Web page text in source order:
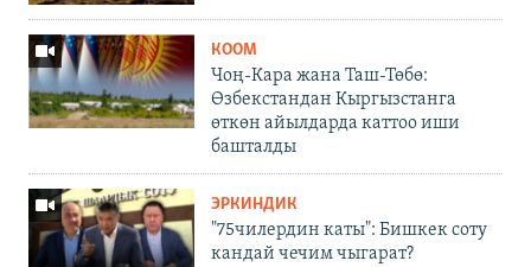
КООМ
Чоң-Кара жана Таш-Төбө:
Өзбекстандан Кыргызстанга
өткөн айылдарда каттоо иши
башталды
ЭРКИНДИК
"75чилердин каты": Бишкек соту
кандай чечим чыгарат?